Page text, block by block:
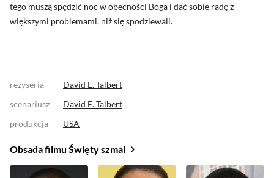
tego muszą spędzić noc w obecności Boga i dać sobie radę z
większymi problemami, niż się spodziewali.
reżyseria
David E. Talbert
scenariusz
David E. Talbert
produkcja
USA
Obsada filmu Święty szmal